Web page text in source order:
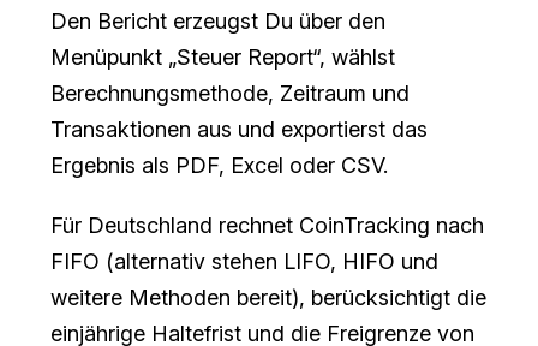
Den Bericht erzeugst Du über den
Menüpunkt „Steuer Report“, wählst
Berechnungsmethode, Zeitraum und
Transaktionen aus und exportierst das
Ergebnis als PDF, Excel oder CSV.
Für Deutschland rechnet CoinTracking nach
FIFO (alternativ stehen LIFO, HIFO und
weitere Methoden bereit), berücksichtigt die
einjährige Haltefrist und die Freigrenze von